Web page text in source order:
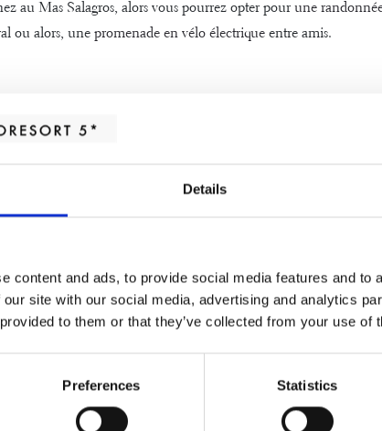
Details
content and ads, to provide social media features and to
site with our social media, advertising and analytics
to them or that they’ve collected from your use of
Preferences Statistics
au Mas Salagros, alors vous pourrez opter pour une
ou alors, une promenade en vélo électrique entre amis.
et profiter du moment présent
et de passer des moments de partage avec ceux qu’on aime.